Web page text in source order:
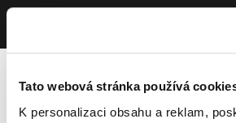
Tato webová stránka používá
K personalizaci obsahu a reklam,